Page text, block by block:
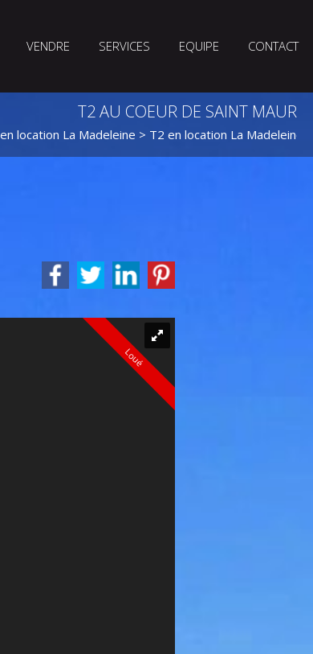
VENDRE SERVICES EQUIPE CONTACT
T2 AU COEUR DE SAINT MAUR
location La Madeleine > T2 en location La Madeleine
Loué